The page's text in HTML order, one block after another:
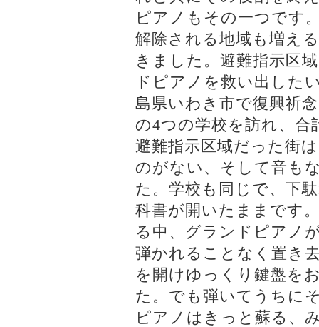
ピアノもその一つです
解除される地域も増え
きました。避難指示区
ドピアノを救い出した
島県いわき市で復興祈
の4つの学校を訪れ、
避難指示区域だった街
のがない、そして音も
た。学校も同じで、下
科書が開いたままです
る中、グランドピアノ
弾かれることなく置き
を開けゆっくり鍵盤を
た。でも弾いてうちに
ピアノはきっと蘇る、